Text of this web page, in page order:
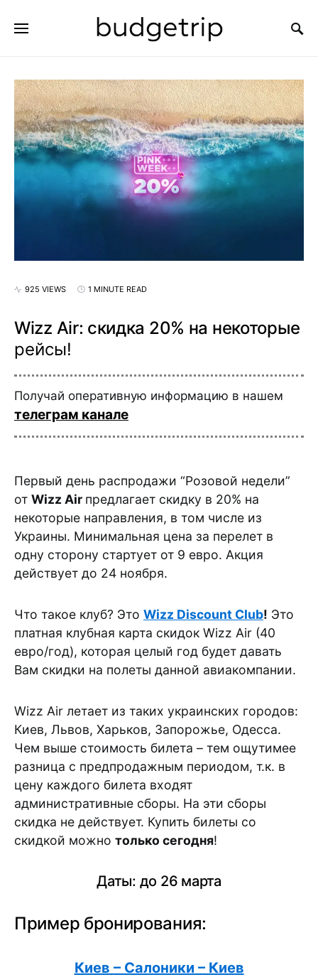
925 VIEWS 1 MINUTE READ
Wizz Air: скидка 20% на некоторые
рейсы!
Получай оперативную информацию в нашем
телеграм канале
Первый день распродажи “Розовой недели”
от Wizz Air предлагает скидку в 20% на
некоторые направления, в том числе из
Украины. Минимальная цена за перелет в
одну сторону стартует от 9 евро. Акция
действует до 24 ноября.
Что такое клуб? Это Wizz Discount Club! Это
платная клубная карта скидок Wizz Air (40
евро/год), которая целый год будет давать
Вам скидки на полеты данной авиакомпании.
Wizz Air летает из таких украинских городов:
Киев, Львов, Харьков, Запорожье, Одесса.
Чем выше стоимость билета – тем ощутимее
разница с предпродажным периодом, т.к. в
цену каждого билета входят
административные сборы. На эти сборы
скидка не действует. Купить билеты со
скидкой можно только сегодня!
Даты: до 26 марта
Пример бронирования:
Киев – Салоники – Киев